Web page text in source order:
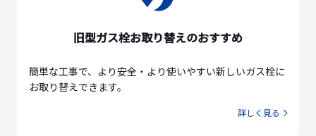
旧型ガス栓お取り替えのおすすめ
簡単な工事で、より安全・より使いやすい新しいガス栓に
お取り替えできます。
詳しく見る